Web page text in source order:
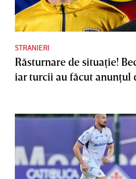
STRANIERI
Răsturnare de situaţie!
iar turcii au făcut anunţul